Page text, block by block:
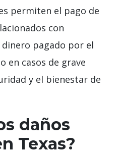
permiten el pago de
con
pagado por el
en casos de grave
y el bienestar de
daños
Texas?